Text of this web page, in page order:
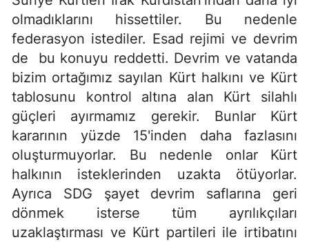
olmadıklarını hissettiler. Bu nedenle
federasyon istediler. Esad rejimi ve devrim
de bu konuyu reddetti. Devrim ve vatanda
bizim ortağımız sayılan Kürt halkını ve Kürt
tablosunu kontrol altına alan Kürt silahlı
güçleri ayırmamız gerekir. Bunlar Kürt
kararının yüzde 15'inden daha fazlasını
oluşturmuyorlar. Bu nedenle onlar Kürt
halkının isteklerinden uzakta ötüyorlar.
Ayrıca SDG şayet devrim saflarına geri
dönmek isterse tüm ayrılıkçıları
uzaklaştırması ve Kürt partileri ile irtibatını